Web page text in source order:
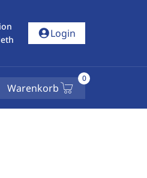
account_circleLogin
Warenkorb
0